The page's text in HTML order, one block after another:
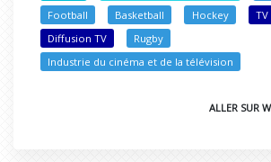
Football
Basketball Hockey
Diffusion TV
Rugby
Industrie du cinéma et de la télévision
ALLER SUR